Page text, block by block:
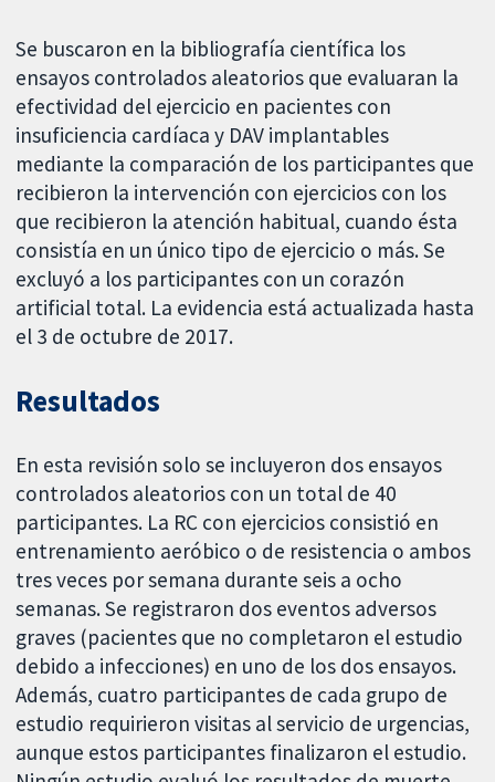
Se buscaron en la bibliografía científica los
ensayos controlados aleatorios que evaluaran la
efectividad del ejercicio en pacientes con
insuficiencia cardíaca y DAV implantables
mediante la comparación de los participantes que
recibieron la intervención con ejercicios con los
que recibieron la atención habitual, cuando ésta
consistía en un único tipo de ejercicio o más. Se
excluyó a los participantes con un corazón
artificial total. La evidencia está actualizada hasta
el 3 de octubre de 2017.
Resultados
En esta revisión solo se incluyeron dos ensayos
controlados aleatorios con un total de 40
participantes. La RC con ejercicios consistió en
entrenamiento aeróbico o de resistencia o ambos
tres veces por semana durante seis a ocho
semanas. Se registraron dos eventos adversos
graves (pacientes que no completaron el estudio
debido a infecciones) en uno de los dos ensayos.
Además, cuatro participantes de cada grupo de
estudio requirieron visitas al servicio de urgencias,
aunque estos participantes finalizaron el estudio.